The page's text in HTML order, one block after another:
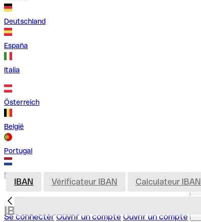
Deutschland
España
Italia
Österreich
België
Portugal
Nederland
Se connecter Ouvrir un compte Ouvrir un compte
IBAN Vérificateur IBAN Calculateur IBAN
IBAN en Italie